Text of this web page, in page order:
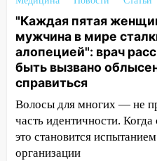
велосипеде и попал
12:18 Вспыхнул
Железнодорожном
11:33 В Засвияжье
попал мужчина
11:17 В
хозяйственные
"Каждая пятая
мужчина в мире
алопецией": врач
быть вызвано
справиться
Волосы для многих — не
часть идентичности.
это становится
организации